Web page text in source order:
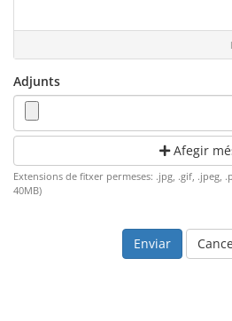
Adjunts
Afegir
Extensions de fitxer permeses: .jpg, .gif, .jpeg,
40MB)